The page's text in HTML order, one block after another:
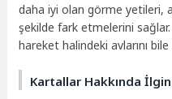
daha iyi olan görme yetileri,
şekilde fark etmelerini sağlar.
hareket halindeki avlarını
Kartallar Hakkında